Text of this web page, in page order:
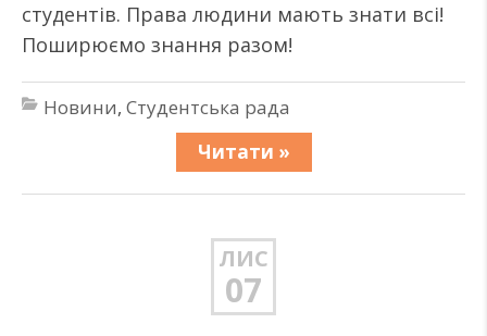
студентів. Права людини мають знати всі!
Поширюємо знання разом!
Новини, Студентська рада
Читати »
ЛИС
07